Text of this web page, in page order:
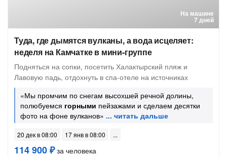
На машине
7 дней
Туда, где дымятся вулканы, а вода исцеляет:
неделя на Камчатке в мини-группе
Подняться на сопки, посетить Халактырский пляж и
Лавовую падь, отдохнуть в спа-отеле на источниках
«Мы промчим по снегам высохшей речной долины,
полюбуемся горными пейзажами и сделаем десятки
фото на фоне вулканов»
20 дек в 08:00 17 янв в 08:00
114 900 ₽за человека